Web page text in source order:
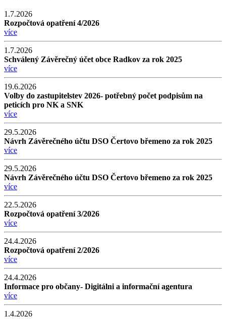
1.7.2026
Rozpočtová opatření 4/2026
více
1.7.2026
Schválený Závěrečný účet obce Radkov za rok 2025
více
19.6.2026
Volby do zastupitelstev 2026- potřebný počet podpisům na
peticích pro NK a SNK
více
29.5.2026
Návrh Závěrečného účtu DSO Čertovo břemeno za rok 2025
více
29.5.2026
Návrh Závěrečného účtu DSO Čertovo břemeno za rok 2025
více
22.5.2026
Rozpočtová opatření 3/2026
více
24.4.2026
Rozpočtová opatření 2/2026
více
24.4.2026
Informace pro občany- Digitálni a informační agentura
více
1.4.2026